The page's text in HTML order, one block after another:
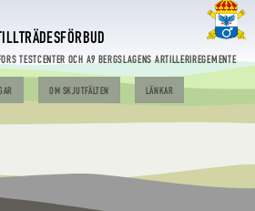
TESTCENTER OCH A9 BERGSLAGENS ARTILLERIREGEMENTE
OM SKJUTFÄLTEN LÄNKAR